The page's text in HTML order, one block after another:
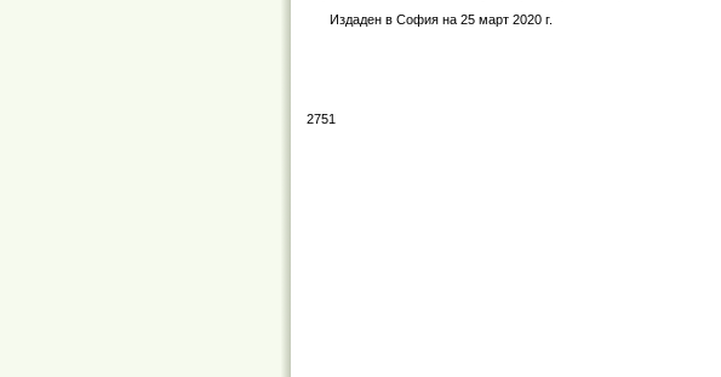
Издаден в София на 25 март 2020 г.
2751